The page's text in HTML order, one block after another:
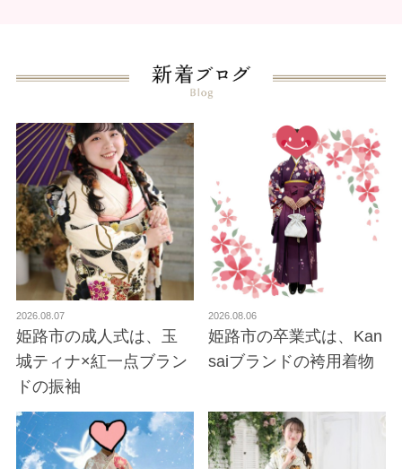
2026.08.07
姫路市の成人式は、玉
城ティナ×紅一点ブラン
ドの振袖
2026.08.06
姫路市の卒業式は、Kan
saiブランドの袴用着物